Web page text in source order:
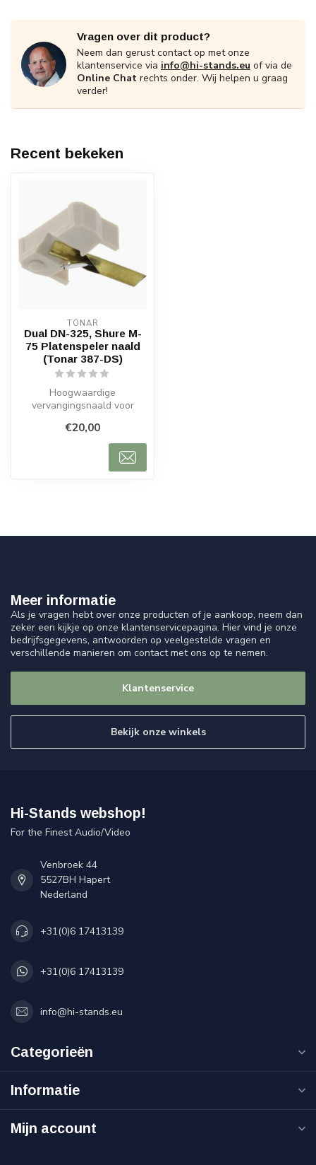
Vragen over dit product?
Neem dan gerust contact op met onze
klantenservice via info@hi-stands.eu of via de
Online Chat rechts onder. Wij helpen u graag
verder!
Recent bekeken
TONAR
Dual DN-325, Shure M-
75 Platenspeler naald
(Tonar 387-DS)
Hoogwaardige
vervangingsnaald voor
325 platenspelers. Sfer...
€20,00
Meer informatie
Als je vragen hebt over onze producten of je aankoop, neem dan
zeker een kijkje op onze klantenservicepagina. Hier vind je onze
bedrijfsgegevens, antwoorden op veelgestelde vragen en
verschillende manieren om contact met ons op te nemen.
Klantenservice
Bekijk onze winkels
Hi-Stands webshop!
For the Finest Audio/Video
Venbroek 44
5527BH Hapert
Nederland
+31(0)6 17413139
+31(0)6 17413139
info@hi-stands.eu
Categorieën
Informatie
Mijn account